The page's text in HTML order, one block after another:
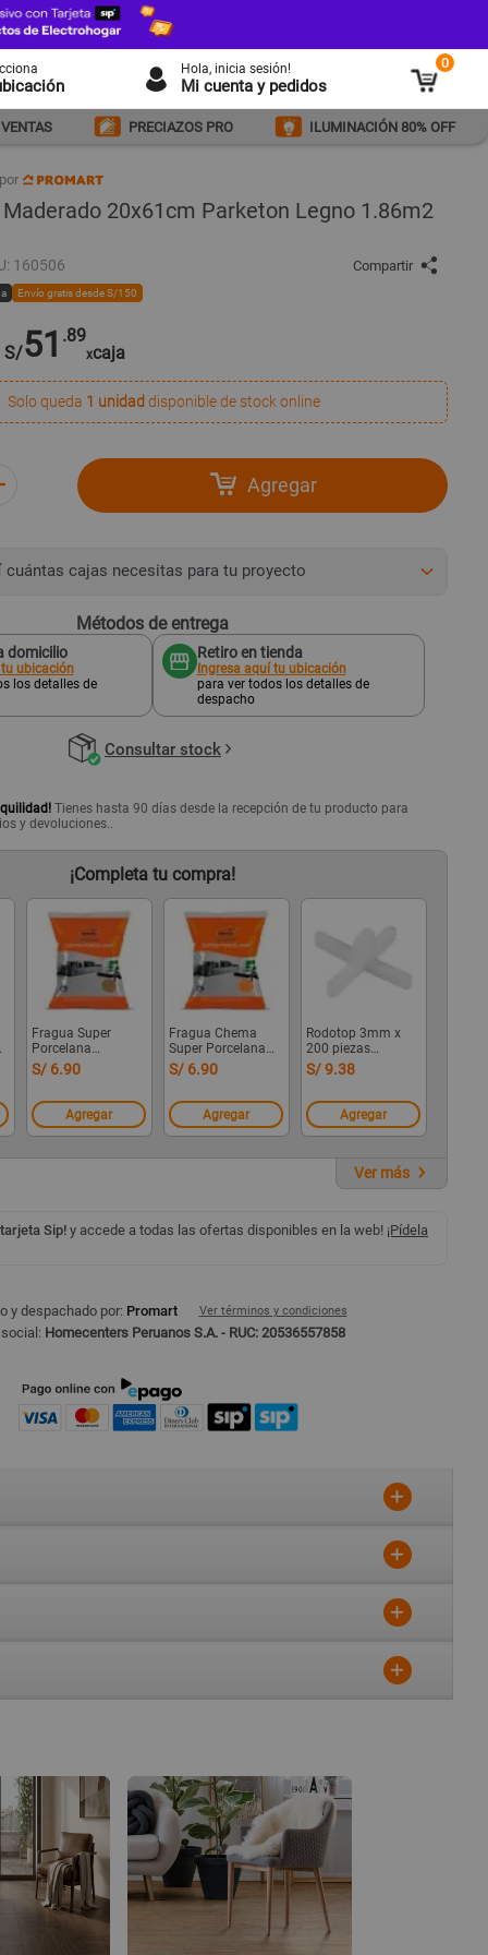
Hola, inicia sesión!
Mi cuenta y pedidos
0
PRECIAZOS PRO ILUMINACIÓN 80% OFF
20x61cm Parketon Legno 1.86m2
160506 Compartir
Envío gratis desde S/150
S/51 .89
xcaja
Solo queda 1 unidad disponible de stock online
Agregar
cuántas cajas necesitas para tu proyecto
Métodos de entrega
domicilio
ubicación
los detalles de
Retiro en tienda
Ingresa aquí tu ubicación
para ver todos los detalles de
despacho
Consultar stock
Tienes hasta 90 días desde la recepción de tu producto para
y devoluciones..
¡Completa tu compra!
Fragua Super
Porcelana
Chocolate 1kg
Chema
S/ 6.90
Agregar
Fragua Chema
Super Porcelana
Madera 1 kg
S/ 6.90
Agregar
Rodotop 3mm x
200 piezas
Nefusac
S/ 9.38
Agregar
Ver más
Sip! y accede a todas las ofertas disponibles en la web! ¡Pídela
y despachado por: Promart Ver términos y condiciones
Homecenters Peruanos S.A. - RUC: 20536557858